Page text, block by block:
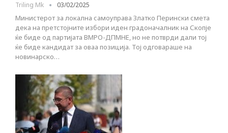
Triling Mk 03/02/2025
Министерот за локална самоуправа Златко Перински смета
дека на претстојните избори иден градоначалник на Скопје
ќе биде од партијата ВМРО-ДПМНЕ, но не потврди дали тој
ќе биде кандидат за оваа позиција. Тој одговараше на
новинарско…